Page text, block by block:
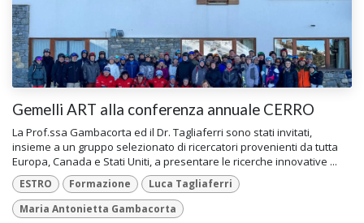
Gemelli ART alla conferenza annuale CERRO
La Prof.ssa Gambacorta ed il Dr. Tagliaferri sono stati invitati,
insieme a un gruppo selezionato di ricercatori provenienti da tutta
Europa, Canada e Stati Uniti, a presentare le ricerche innovative ...
ESTRO Formazione
Luca Tagliaferri
Maria Antonietta Gambacorta